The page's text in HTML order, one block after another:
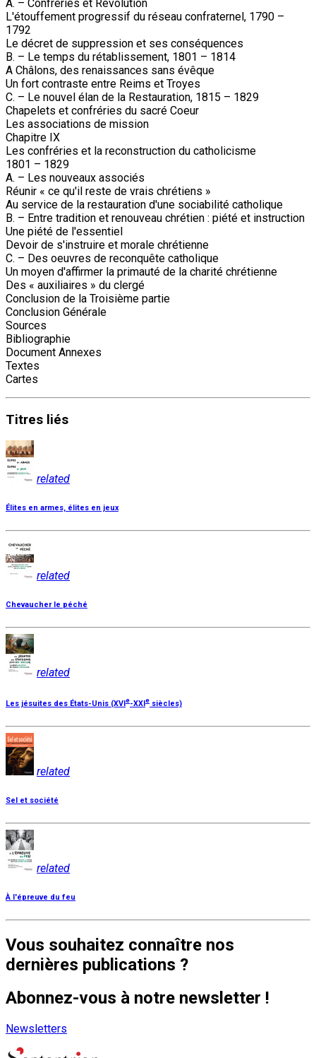
A. – Confréries et Révolution
L'étouffement progressif du réseau confraternel, 1790 –
1792
Le décret de suppression et ses conséquences
B. – Le temps du rétablissement, 1801 – 1814
A Châlons, des renaissances sans évêque
Un fort contraste entre Reims et Troyes
C. – Le nouvel élan de la Restauration, 1815 – 1829
Chapelets et confréries du sacré Coeur
Les associations de mission
Chapitre IX
Les confréries et la reconstruction du catholicisme
1801 – 1829
A. – Les nouveaux associés
Réunir « ce qu'il reste de vrais chrétiens »
Au service de la restauration d'une sociabilité catholique
B. – Entre tradition et renouveau chrétien : piété et instruction
Une piété de l'essentiel
Devoir de s'instruire et morale chrétienne
C. – Des oeuvres de reconquête catholique
Un moyen d'affirmer la primauté de la charité chrétienne
Des « auxiliaires » du clergé
Conclusion de la Troisième partie
Conclusion Générale
Sources
Bibliographie
Document Annexes
Textes
Cartes
Titres liés
related
Élites en armes, élites en jeux
related
Chevaucher le péché
related
Les jésuites des États-Unis (XVIe-XXIe siècles)
related
Sel et société
related
À l'épreuve du feu
Vous souhaitez connaître nos
dernières publications ?
Abonnez-vous à notre newsletter !
Newsletters